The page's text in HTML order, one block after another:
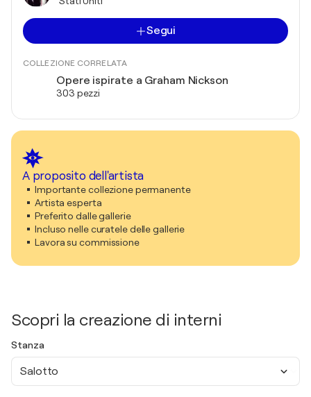
Segui
COLLEZIONE CORRELATA
Opere ispirate a Graham Nickson
303 pezzi
A proposito dell'artista
Importante collezione permanente
Artista esperta
Preferito dalle gallerie
Incluso nelle curatele delle gallerie
Lavora su commissione
Scopri la creazione di interni
Stanza
Salotto